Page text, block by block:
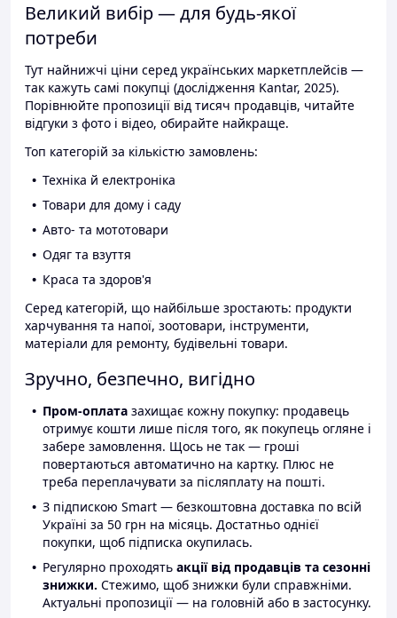
Великий вибір — для будь-якої
потреби
Тут найнижчі ціни серед українських маркетплейсів —
так кажуть самі покупці (дослідження Kantar, 2025).
Порівнюйте пропозиції від тисяч продавців, читайте
відгуки з фото і відео, обирайте найкраще.
Топ категорій за кількістю замовлень:
Техніка й електроніка
Товари для дому і саду
Авто- та мототовари
Одяг та взуття
Краса та здоров'я
Серед категорій, що найбільше зростають: продукти
харчування та напої, зоотовари, інструменти,
матеріали для ремонту, будівельні товари.
Зручно, безпечно, вигідно
Пром-оплата захищає кожну покупку: продавець
отримує кошти лише після того, як покупець огляне і
забере замовлення. Щось не так — гроші
повертаються автоматично на картку. Плюс не
треба переплачувати за післяплату на пошті.
З підпискою Smart — безкоштовна доставка по всій
Україні за 50 грн на місяць. Достатньо однієї
покупки, щоб підписка окупилась.
Регулярно проходять акції від продавців та сезонні
знижки. Стежимо, щоб знижки були справжніми.
Актуальні пропозиції — на головній або в застосунку.